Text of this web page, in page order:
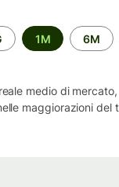
1M 6M
medio di
maggiorazioni del